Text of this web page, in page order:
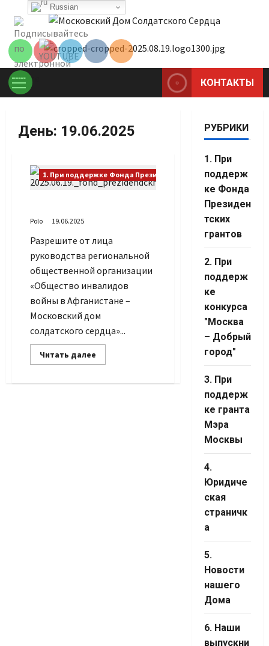
Перейти
содержимому
Основное
КОНТАКТЫ
День: 19.06.2025
1. При поддержке Фонда Президентских грантов
Polo 19.06.2025
Разрешите от лица
руководства региональной
общественной организации
«Общество инвалидов
войны в Афганистане –
Московский дом
солдатского сердца»...
Читать далее
больше
РУБРИКИ
1. При
поддерж
ке Фонда
Президен
тских
грантов
2. При
поддерж
ке
конкурса
"Москва
– Добрый
город"
3. При
поддерж
ке гранта
Мэра
Москвы
4.
Юридиче
ская
страничк
а
5.
Новости
нашего
Дома
6. Наши
выпускни
Russian
Set Youtube
Channel ID
Set Youtube
Channel ID